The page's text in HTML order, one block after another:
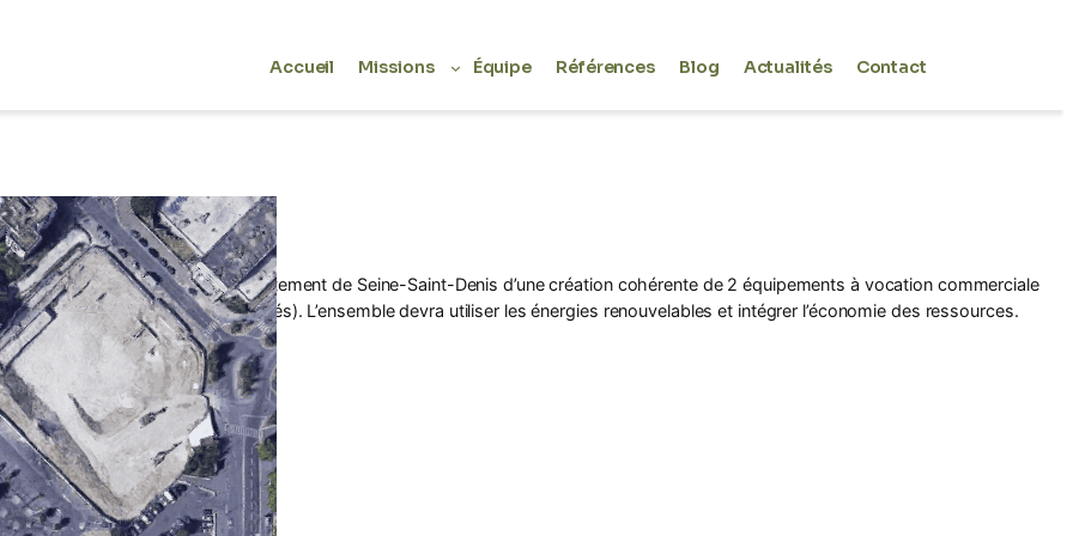
Accueil Missions Équipe Références Blog Actualités Contact
Accueil >Références
d’Aulnay-Sous-Bois et le département de Seine-Saint-Denis d’une création cohérente de 2 équipements à vocation commerciale
et sociale (Maison des Solidarités). L’ensemble devra utiliser les énergies renouvelables et intégrer l’économie des ressources.
: Séquano Aménagement
: Programmation
Bois (93)